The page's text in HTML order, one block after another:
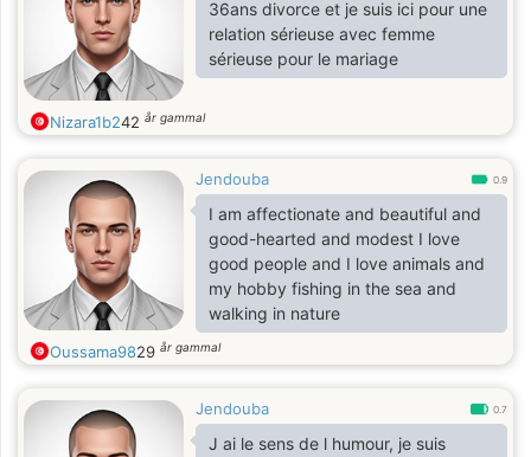
36ans divorce et je suis ici pour une
relation sérieuse avec femme
sérieuse pour le mariage
Nizara1b242 år gammal
Jendouba 0.9
I am affectionate and beautiful and
good-hearted and modest I love
good people and I love animals and
my hobby fishing in the sea and
walking in nature
Oussama9829 år gammal
Jendouba 0.7
J ai le sens de l humour, je suis